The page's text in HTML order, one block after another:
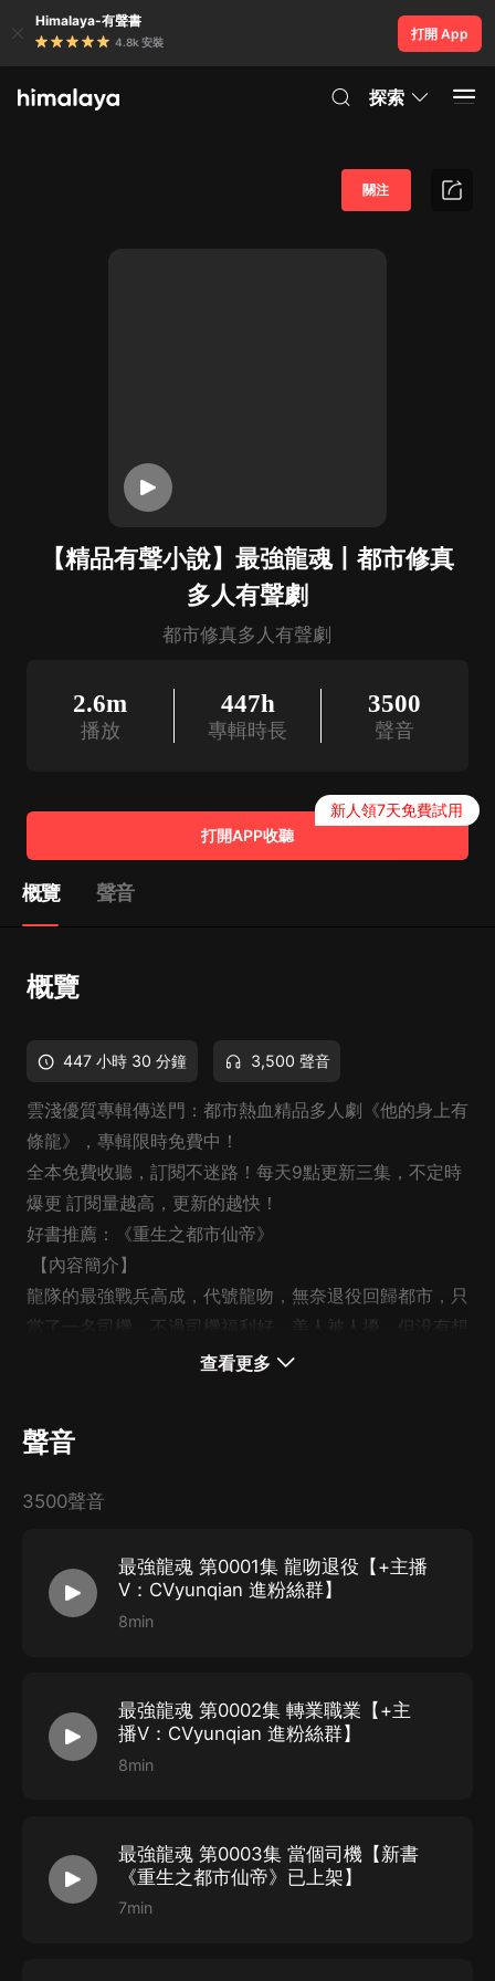
Himalaya-有聲書
4.8k 安裝
打開 App
探索
【精品有聲小說】最強龍魂丨都市修真
多人有聲劇
都市修真多人有聲劇
關注
2.6m
播放
447h
專輯時長
3500
聲音
打開APP收聽
新人領7天免費試用
概覽 聲音
概覽
447 小時 30 分鐘 3,500 聲音
雲淺優質專輯傳送門：都市熱血精品多人劇《他的身上有
條龍》，專輯限時免費中！
全本免費收聽，訂閱不迷路！每天9點更新三集，不定時
爆更 訂閱量越高，更新的越快！
好書推薦：《重生之都市仙帝》
【內容簡介】
龍隊的最強戰兵高成，代號龍吻，無奈退役回歸都市，只
當了一名司機，不過司機福利好，美人被人擾，但没有想
到的是，高成從此有了修仙、煉丹、闖蕩異界的各種故
作者：端木雲鵬，網絡小說作家主播：雲淺、蔡二狗、只
查看更多
聲音
3500聲音
最強龍魂 第0001集 龍吻退役【+主播
V：CVyunqian 進粉絲群】
8min
最強龍魂 第0002集 轉業職業【+主
播V：CVyunqian 進粉絲群】
8min
最強龍魂 第0003集 當個司機【新書
《重生之都市仙帝》已上架】
7min